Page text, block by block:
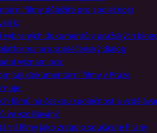
filmy důležité pro společnost
k:
vybraných dokumentů v pražských
pro společenský dialog
význam pro:
dokumentární filmy v Praze
filmů na českou společnost a
ve vzdělávání:
filmy jako zrcadlo současné Prahy